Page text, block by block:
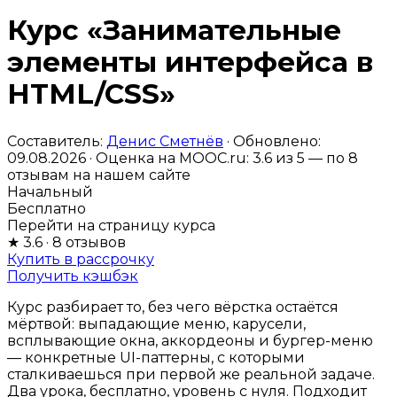
Курс «Занимательные
элементы интерфейса в
HTML/CSS»
Составитель: Денис Сметнёв · Обновлено:
09.08.2026 · Оценка на MOOC.ru: 3.6 из 5 — по 8
отзывам на нашем сайте
Начальный
Бесплатно
Перейти на страницу курса
★ 3.6 · 8 отзывов
Купить в рассрочку
Получить кэшбэк
Курс разбирает то, без чего вёрстка остаётся
мёртвой: выпадающие меню, карусели,
всплывающие окна, аккордеоны и бургер-меню
— конкретные UI-паттерны, с которыми
сталкиваешься при первой же реальной задаче.
Два урока, бесплатно, уровень с нуля. Подходит